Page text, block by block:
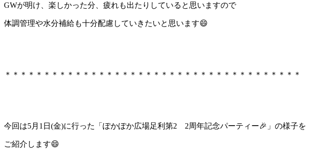
GWが明け、楽しかった分、疲れも出たりしていると思いますので
体調管理や水分補給も十分配慮していきたいと思います😄
＊＊＊＊＊＊＊＊＊＊＊＊＊＊＊＊＊＊＊＊＊＊＊＊＊＊＊＊＊＊＊＊＊＊＊＊＊＊
今回は5月1日(金)に行った「ぽかぽか広場足利第2 2周年記念パーティー🎉」の様子を
ご紹介します😄